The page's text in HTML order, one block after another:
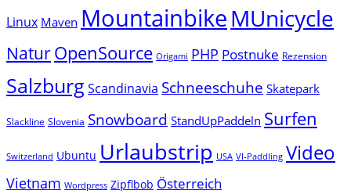
Linux Maven MountainbikeMUnicycle
NaturOpenSource Origami PHP Postnuke Rezension
SalzburgScandinavia Schneeschuhe Skatepark
Slackline Slovenia Snowboard StandUpPaddeln Surfen
Switzerland Ubuntu Urlaubstrip USA VI-Paddling Video
Vietnam Wordpress Zipflbob Österreich